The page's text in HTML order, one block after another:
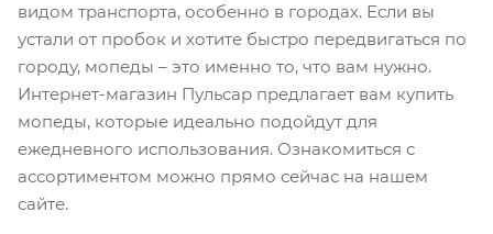
видом транспорта, особенно в городах. Если вы
устали от пробок и хотите быстро передвигаться по
городу, мопеды – это именно то, что вам нужно.
Интернет-магазин Пульсар предлагает вам купить
мопеды, которые идеально подойдут для
ежедневного использования. Ознакомиться с
ассортиментом можно прямо сейчас на нашем
сайте.